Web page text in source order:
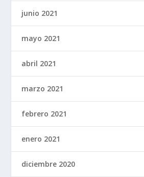
junio 2021
mayo 2021
abril 2021
marzo 2021
febrero 2021
enero 2021
diciembre 2020